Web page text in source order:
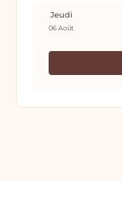
Jeudi
06 Août